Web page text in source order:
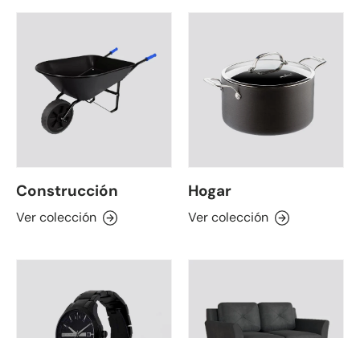
Construcción
Ver colección
Hogar
Ver colección